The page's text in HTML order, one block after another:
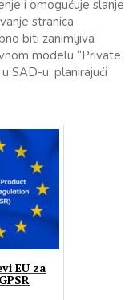
i omogućuje slanje
stranica
biti zanimljiva
modelu “Private
SAD-u, planirajući
EU za